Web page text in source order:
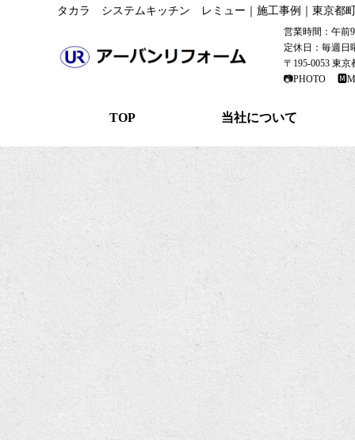
タカラ システムキッチン レミュー｜施工事例｜東京都
営業時間：午前
定休日：毎週日
〒195-0053 東
📷PHOTO
TOP 当社について